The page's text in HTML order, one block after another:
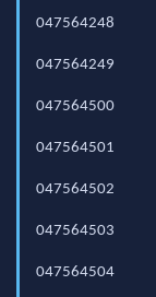
047564248
047564249
047564500
047564501
047564502
047564503
047564504